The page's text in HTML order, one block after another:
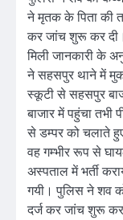
ने मृतक के पिता की
कर जांच शुरू कर दी।
मिली जानकारी के
ने सहसपुर थाने में
स्कूटी से सहसपुर
बाजार में पहुंचा
से डम्पर को चलाते
वह गम्भीर रूप से
अस्पताल में भर्ती
गयी। पुलिस ने शव
दर्ज कर जांच शुरू कर